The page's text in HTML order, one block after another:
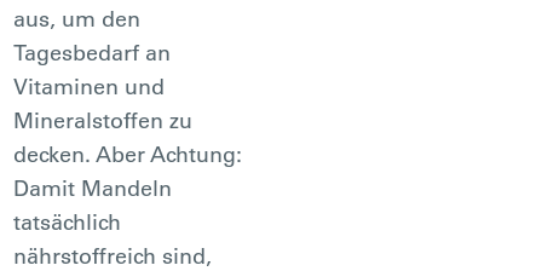
aus, um den
Tagesbedarf an
Vitaminen und
Mineralstoffen zu
decken. Aber Achtung:
Damit Mandeln
tatsächlich
nährstoffreich sind,